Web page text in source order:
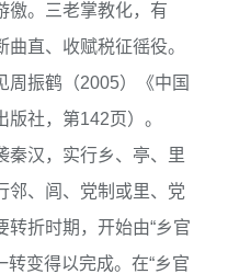
徼。三老掌教化，有
直、收赋税征徭役。
周振鹤（2005）《中国
社，第142页）。
秦汉，实行乡、亭、里
邻、闾、党制或里、党
折时期，开始由“乡官
转变得以完成。在“乡官